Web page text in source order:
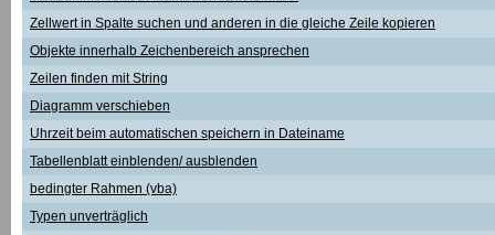
Zellwert in Spalte suchen und anderen in die gleiche Zeile kopieren
Objekte innerhalb Zeichenbereich ansprechen
Zeilen finden mit String
Diagramm verschieben
Uhrzeit beim automatischen speichern in Dateiname
Tabellenblatt einblenden/ ausblenden
bedingter Rahmen (vba)
Typen unverträglich